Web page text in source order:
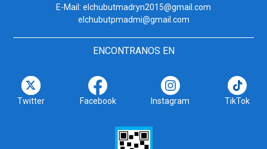
E-Mail: elchubutmadryn2015@gmail.com
elchubutpmadmi@gmail.com
ENCONTRANOS EN
Twitter Facebook Instagram TikTok